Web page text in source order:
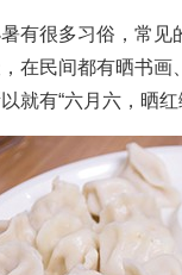
很多习俗，常见的
在民间都有晒书
就有“六月六，晒红